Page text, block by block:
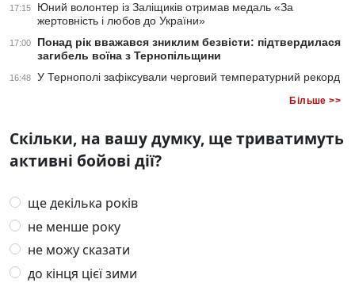
17:15
Юний волонтер із Заліщиків отримав медаль «За
жертовність і любов до України»
17:00
Понад рік вважався зниклим безвісти: підтвердилася
загибель воїна з Тернопільщини
16:48 У Тернополі зафіксували черговий температурний рекорд
Більше >>
Скільки, на вашу думку, ще триватимуть
активні бойові дії?
ще декілька років
не менше року
не можу сказати
до кінця цієї зими